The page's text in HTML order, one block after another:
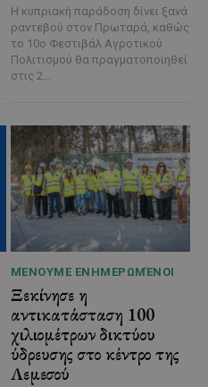
Η κυπριακή παράδοση δίνει ξανά
ραντεβού στον Πρωταρά, καθώς
το 10ο Φεστιβάλ Αγροτικού
Πολιτισμού θα πραγματοποιηθεί
στις 2...
ΜΈΝΟΥΜΕ ΕΝΗΜΕΡΩΜΈΝΟΙ
Ξεκίνησε η
αντικατάσταση 100
χιλιομέτρων δικτύου
ύδρευσης στο κέντρο της
Λεμεσού